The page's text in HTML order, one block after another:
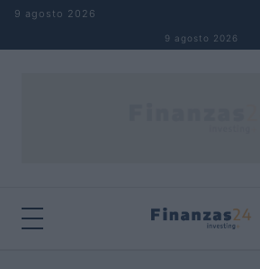
Saltar al contenido
9 agosto 2026
9 agosto 2026